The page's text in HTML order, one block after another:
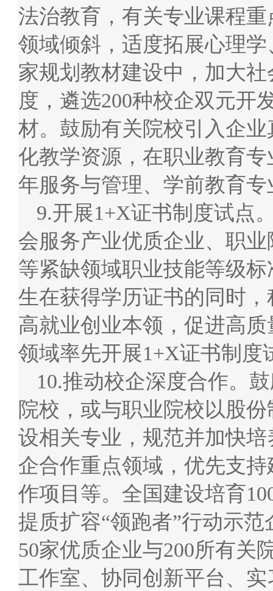
法治教育，有关专业课程
领域倾斜，适度拓展心理
家规划教材建设中，加大
度，遴选200种校企双元开
材。鼓励有关院校引入企
化教学资源，在职业教育
年服务与管理、学前教育
9.开展1+X证书制度试点
会服务产业优质企业、职
等紧缺领域职业技能等级
生在获得学历证书的同时
高就业创业本领，促进高
领域率先开展1+X证书制度
10.推动校企深度合作。
院校，或与职业院校以股
设相关专业，规范并加快
企合作重点领域，优先支
作项目等。全国建设培育
提质扩容“领跑者”行动示
50家优质企业与200所有关
工作室、协同创新平台、